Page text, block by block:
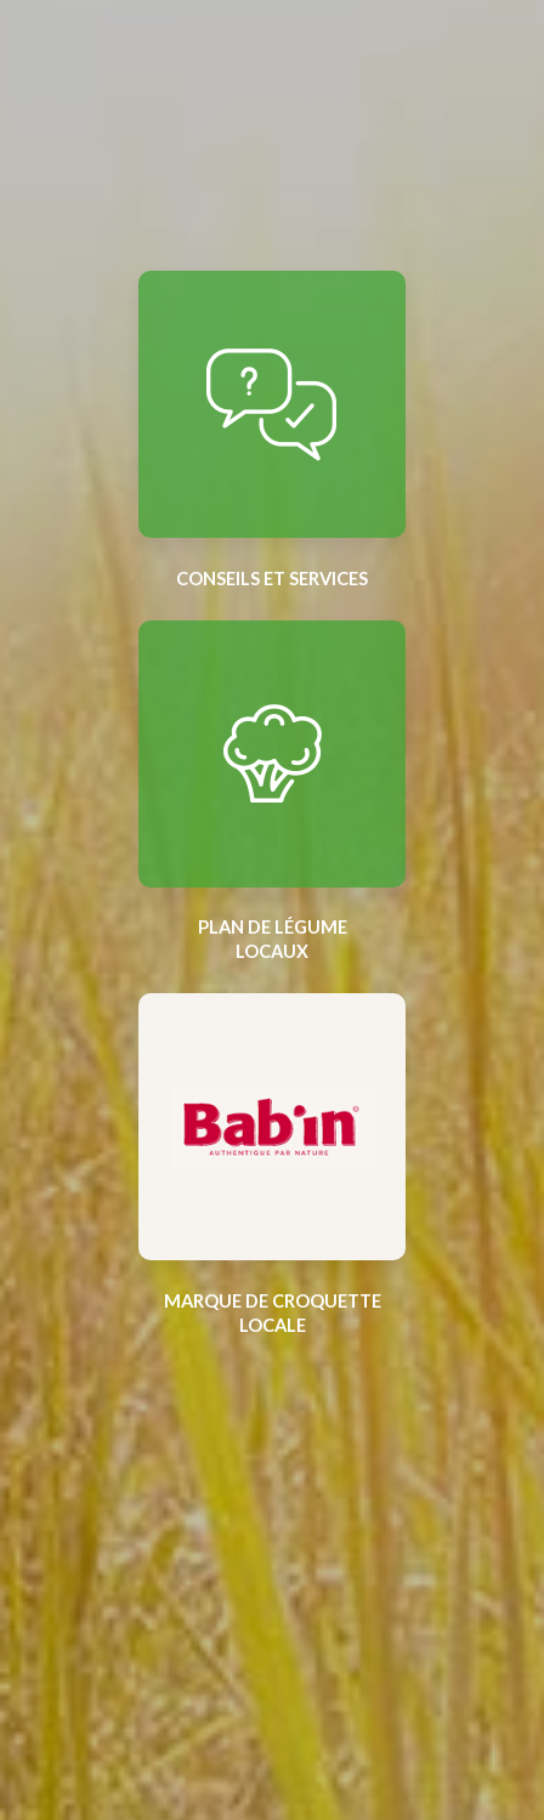
CONSEILS ET SERVICES
PLAN DE LÉGUME
LOCAUX
MARQUE DE CROQUETTE
LOCALE